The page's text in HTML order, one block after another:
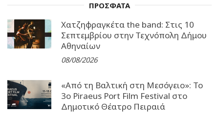
ΠΡΟΣΦΑΤΑ
Χατζηφραγκέτα the band: Στις 10
Σεπτεμβρίου στην Τεχνόπολη Δήμου
Αθηναίων
08/08/2026
«Από τη Βαλτική στη Μεσόγειο»: Το
3o Piraeus Port Film Festival στο
Δημοτικό Θέατρο Πειραιά